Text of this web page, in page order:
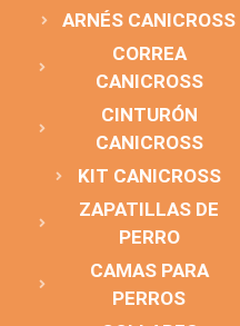
ARNÉS CANICROSS
CORREA
CANICROSS
CINTURÓN
CANICROSS
KIT CANICROSS
ZAPATILLAS DE
PERRO
CAMAS PARA
PERROS